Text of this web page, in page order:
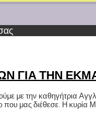
ΓΙΑ ΤΗΝ
με την καθηγήτρια
που μας διέθεσε. Η